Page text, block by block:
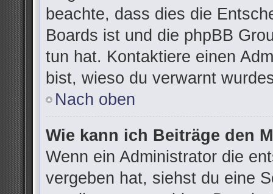
beachte, dass dies die
Boards ist und die phpBB
tun hat. Kontaktiere einen
bist, wieso du verwarnt
Nach oben
Wie kann ich Beiträge den
Wenn ein Administrator die
vergeben hat, siehst du eine